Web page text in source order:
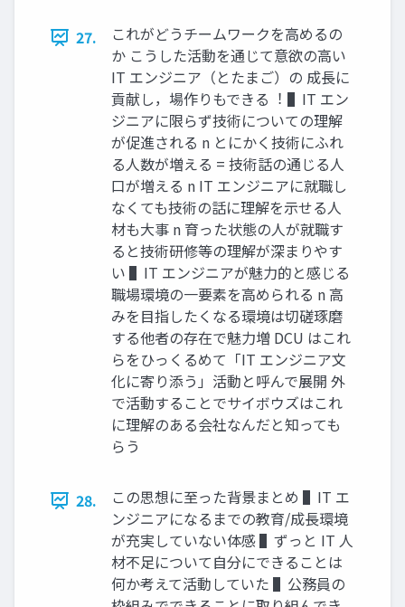
27.
これがどうチームワークを⾼めるの
か こうした活動を通じて意欲の⾼い
IT エンジニア（とたまご）の 成⻑に
貢献し，場作りもできる︕ ▌IT エン
ジニアに限らず技術についての理解
が促進される n とにかく技術にふれ
る⼈数が増える = 技術話の通じる⼈
⼝が増える n IT エンジニアに就職し
なくても技術の話に理解を⽰せる⼈
材も⼤事 n 育った状態の⼈が就職す
ると技術研修等の理解が深まりやす
い ▌IT エンジニアが魅⼒的と感じる
職場環境の⼀要素を⾼められる n ⾼
みを⽬指したくなる環境は切磋琢磨
する他者の存在で魅⼒増 DCU はこれ
らをひっくるめて「IT エンジニア⽂
化に寄り添う」活動と呼んで展開 外
で活動することでサイボウズはこれ
に理解のある会社なんだと知っても
らう
28.
この思想に⾄った背景まとめ ▌IT エ
ンジニアになるまでの教育/成⻑環境
が充実していない体感 ▌ずっと IT ⼈
材不⾜について⾃分にできることは
何か考えて活動していた ▌公務員の